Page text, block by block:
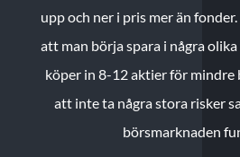
upp och ner i pris mer än
att man börja spara i några
köper in 8-12 aktier för mindre
att inte ta några stora risker
börsmarknaden